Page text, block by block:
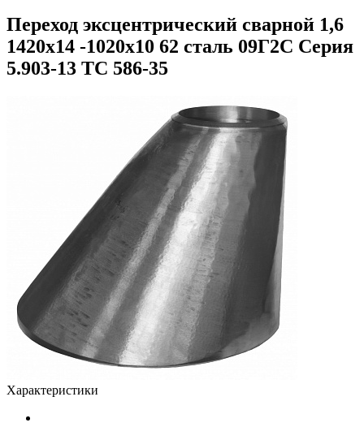
Переход эксцентрический сварной 1,6
1420х14 -1020х10 62 сталь 09Г2С Серия
5.903-13 ТС 586-35
Характеристики